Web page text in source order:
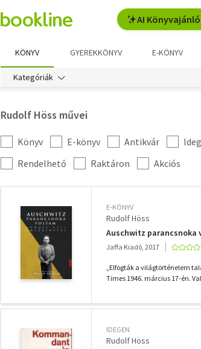
AI Könyvajánló
KÖNYV GYEREKKÖNYV E-KÖNYV
Kategóriák
Rudolf Höss művei
Kategória
szűrés
Könyv E-könyv Antikvár
További
szűrők
Rendelhető Raktáron Akciós
E-KÖNYV
Rudolf Höss
Auschwitz parancsnoka
Jaffa Kiadó, 2017
„Elfogták a világtörténelem
Times 1946. március 17-én.
IDEGEN
Rudolf Höss